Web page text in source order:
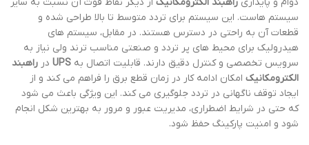
سیستم هاست. این سیستم برای تردد متوسط تا بالا طراحی شده و
قطعات آن به راحتی در دسترس هستند. در مقابل، سیستم های
هیدرولیک برای محیط های پر تردد و صنعتی مناسب ترند ولی نیاز به
سرویس تخصصی و کنترل دقیق دارند. قابلیت اتصال به UPS در راهبند
الکترومکانیک امکان ادامه کار در زمان قطع برق را فراهم می کند و از
ایجاد توقف ناگهانی در تردد جلوگیری می کند. این ویژگی باعث می شود
که حتی در شرایط اضطراری، مدیریت عبور و مرور به بهترین شکل انجام
شود و امنیت پارکینگ حفظ شود.